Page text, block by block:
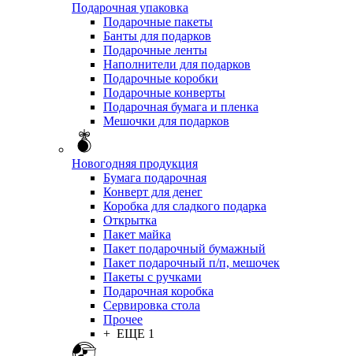
Подарочная упаковка
Подарочные пакеты
Банты для подарков
Подарочные ленты
Наполнители для подарков
Подарочные коробки
Подарочные конверты
Подарочная бумага и пленка
Мешочки для подарков
Новогодняя продукция
Бумага подарочная
Конверт для денег
Коробка для сладкого подарка
Открытка
Пакет майка
Пакет подарочный бумажный
Пакет подарочный п/п, мешочек
Пакеты с ручками
Подарочная коробка
Сервировка стола
Прочее
+ ЕЩЕ 1